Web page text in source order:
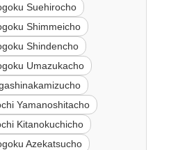
Suehirocho
Shimmeicho
Shindencho
Umazukacho
Yamanoshitacho
Kitanokuchicho
Azekatsucho